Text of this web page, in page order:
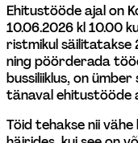
Ehitustööde ajal on
10.06.2026 kl 10.00
ristmikul säilitatakse
ning pöörderada
bussiliiklus, on
tänaval ehitustööde
Töid tehakse nii